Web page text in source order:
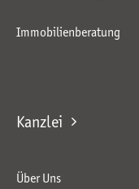
Immobilienberatung
Kanzlei
Über Uns